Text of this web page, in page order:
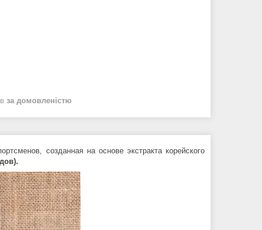
за домовленістю
созданная на основе экстракта корейского